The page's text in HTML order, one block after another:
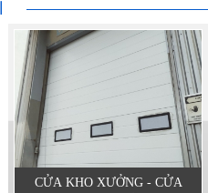
CỬA KHO XƯỞNG - CỬA